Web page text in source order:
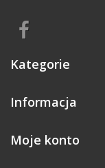
Kategorie
Informacja
Moje konto